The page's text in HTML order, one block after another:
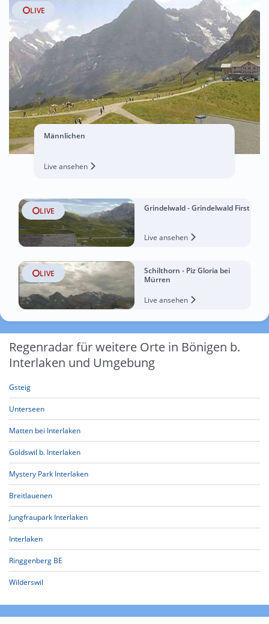
LIVE
Männlichen
Live ansehen
LIVE Grindelwald - Grindelwald First
Live ansehen
LIVE
Schilthorn - Piz Gloria bei
Mürren
Live ansehen
Regenradar für weitere Orte in Bönigen b.
Interlaken und Umgebung
Gsteig
Unterseen
Matten bei Interlaken
Goldswil b. Interlaken
Mystery Park Interlaken
Breitlauenen
Jungfraupark Interlaken
Interlaken
Ringgenberg BE
Wilderswil